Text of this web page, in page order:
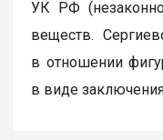
УК РФ
веществ.
в отношении
в виде